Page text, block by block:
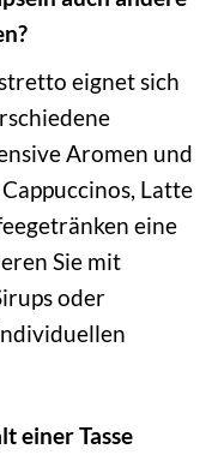
eignet sich
Aromen und
Latte
eine
Sie mit
oder
einer Tasse